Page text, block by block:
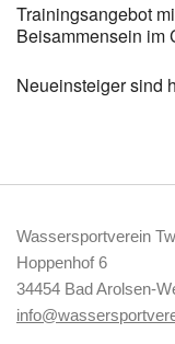
Trainingsangebot
Beisammensein im
Neueinsteiger sind
Wassersportverein
Hoppenhof 6
34454 Bad Arolsen-